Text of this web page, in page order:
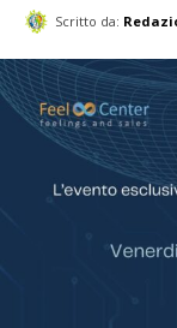
Scritto da: